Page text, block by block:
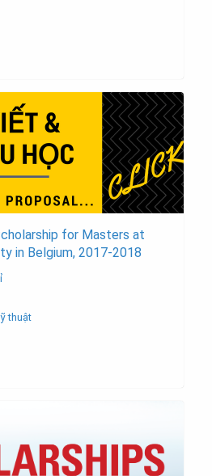
for Masters at
in Belgium, 2017-2018
thuật